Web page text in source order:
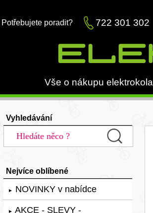
Potřebujete poradit? 722 301 302
Vše o nákupu elektrokola
Vyhledávání
Nejvíce oblíbené
► NOVINKY v nabídce
► AKCE - SLEVY -